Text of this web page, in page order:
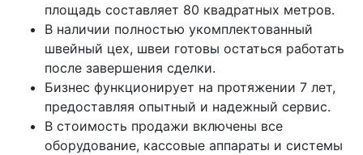
площадь составляет 80 квадратных метров.
В наличии полностью укомплектованный
швейный цех, швеи готовы остаться работать
после завершения сделки.
Бизнес функционирует на протяжении 7 лет,
предоставляя опытный и надежный сервис.
В стоимость продажи включены все
оборудование, кассовые аппараты и системы